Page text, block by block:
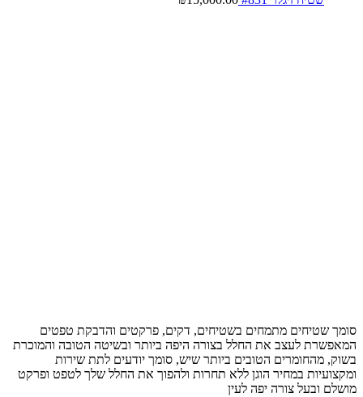
סומך שטיחים מתמחים בשטיחים, דקים, פרקטים והדבקת טפטים
המאפשרת לעצב את החלל בצורה היפה ביותר ובשיטה הטובה והמוכרת
בשוק, מהחומרים הטובים ביותר שיש, סומך יודעים לתת שירות
ומקצועיות במחיר הוגן ללא תחרות ולהפוך את החלל שלך לטפט ופרקט
מושלם ובעל צורה יפה לעין